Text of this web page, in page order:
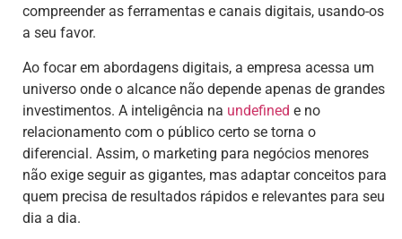
compreender as ferramentas e canais digitais, usando-os
a seu favor.
Ao focar em abordagens digitais, a empresa acessa um
universo onde o alcance não depende apenas de grandes
investimentos. A inteligência na undefined e no
relacionamento com o público certo se torna o
diferencial. Assim, o marketing para negócios menores
não exige seguir as gigantes, mas adaptar conceitos para
quem precisa de resultados rápidos e relevantes para seu
dia a dia.